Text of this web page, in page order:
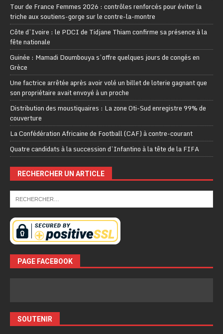
Tour de France Femmes 2026 : contrôles renforcés pour éviter la
triche aux soutiens-gorge sur le contre-la-montre
Côte d’Ivoire : le PDCI de Tidjane Thiam confirme sa présence à la
fête nationale
Guinée : Mamadi Doumbouya s’offre quelques jours de congés en
Grèce
Une factrice arrêtée après avoir volé un billet de loterie gagnant que
son propriétaire avait envoyé à un proche
Distribution des moustiquaires : La zone Oti-Sud enregistre 99% de
couverture
La Confédération Africaine de Football (CAF) à contre-courant
Quatre candidats à la succession d’Infantino à la tête de la FIFA
RECHERCHER UN ARTICLE
PAGE FACEBOOK
SOUTENIR